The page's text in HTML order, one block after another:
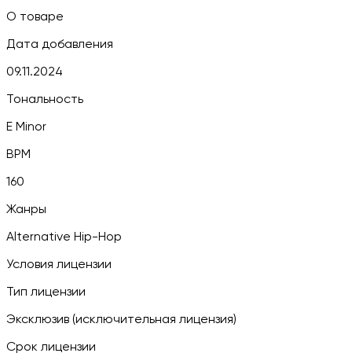
О товаре
Дата добавления
09.11.2024
Тональность
E Minor
BPM
160
Жанры
Alternative Hip-Hop
Условия лицензии
Тип лицензии
Эксклюзив (исключительная лицензия)
Срок лицензии